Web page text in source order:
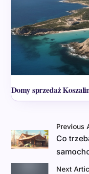
Domy sprzedaż
Previous
Co
Next